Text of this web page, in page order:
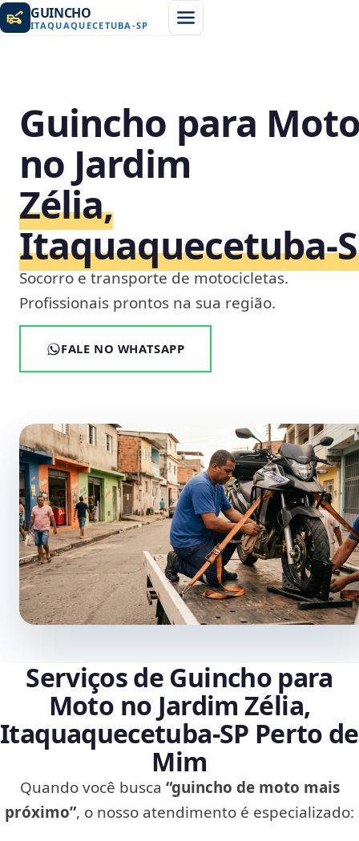
GUINCHO
ITAQUAQUECETUBA -SP
Guincho para
no Jardim
Zélia,
Socorro e transporte de motocicletas.
Profissionais prontos na sua região.
FALE NO WHATSAPP
Serviços de Guincho para
Moto no Jardim Zélia,
Itaquaquecetuba‑SP Perto de
Mim
Quando você busca “guincho de moto mais
próximo”, o nosso atendimento é especializado: